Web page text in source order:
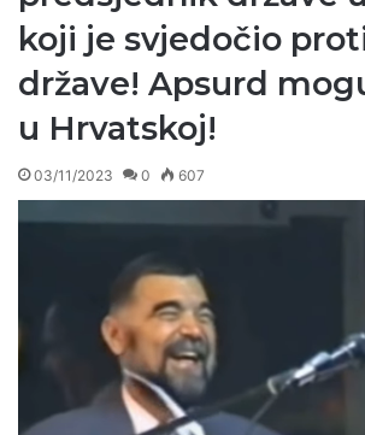
koji je svjedočio
države! Apsurd
u Hrvatskoj!
03/11/2023 0 607